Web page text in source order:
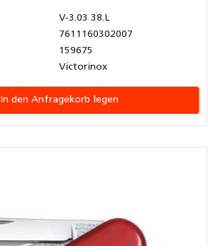
V-3.03 38.L
7611160302007
159675
Victorinox
In den Anfragekorb legen